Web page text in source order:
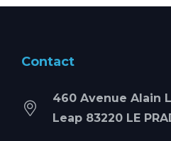
Contact
460 Avenue Alain
Leap 83220 LE